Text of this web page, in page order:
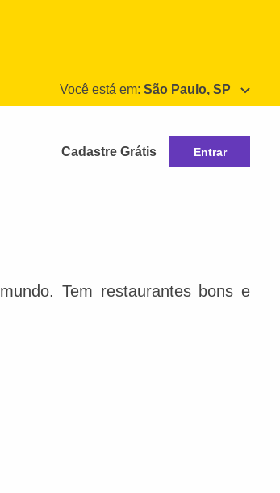
Você está em: São Paulo, SP
Cadastre Grátis Entrar
Tem restaurantes bons e